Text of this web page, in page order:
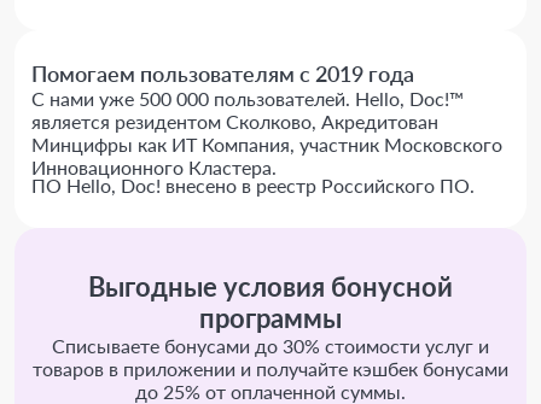
Помогаем пользователям с 2019 года
С нами уже 500 000 пользователей. Hello, Doc!™
является резидентом Сколково, Акредитован
Минцифры как ИТ Компания, участник Московского
Инновационного Кластера.
ПО Hello, Doc! внесено в реестр Российского ПО.
Выгодные условия бонусной
программы
Списываете бонусами до 30% стоимости услуг и
товаров в приложении и получайте кэшбек бонусами
до 25% от оплаченной суммы.